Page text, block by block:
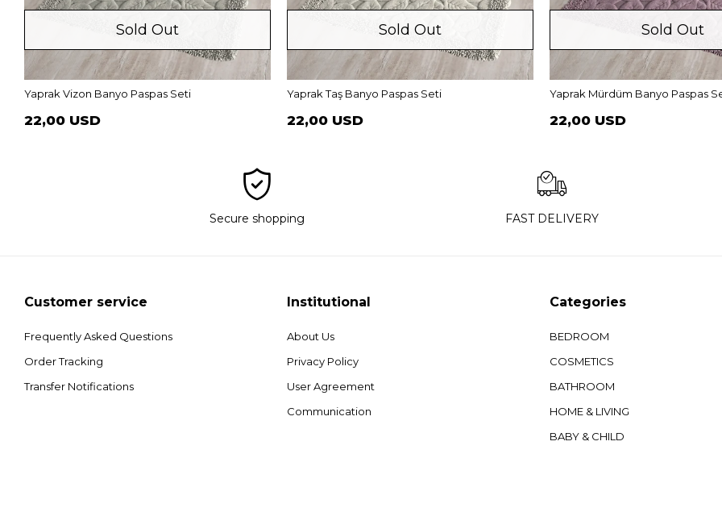
Sold Out
Yaprak Vizon Banyo Paspas Seti
22,00 USD
Sold Out
Yaprak Taş Banyo Paspas Seti
22,00 USD
Sold Out
Yaprak Mürdüm Banyo Paspas
22,00 USD
Secure shopping FAST DELIVERY
Customer service
Frequently Asked Questions
Order Tracking
Transfer Notifications
Institutional
About Us
Privacy Policy
User Agreement
Communication
Categories
BEDROOM
COSMETICS
BATHROOM
HOME & LIVING
BABY & CHILD